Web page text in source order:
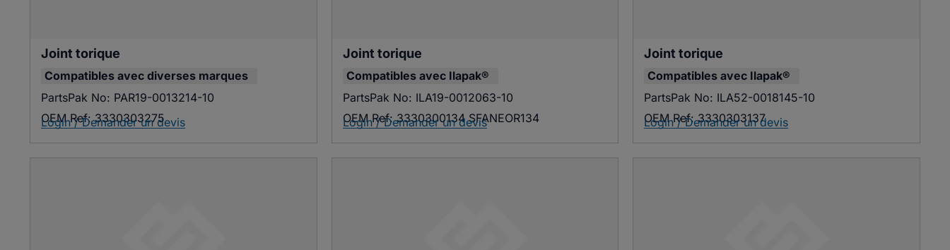
Joint torique
Compatibles avec diverses marques
PartsPak No: PAR19-0013214-10
OEM Ref: 3330303275
Login / Demander un devis
Joint torique
Compatibles avec Ilapak®
PartsPak No: ILA19-0012063-10
OEM Ref: 3330300134 SFANEOR134
Login / Demander un devis
Joint torique
Compatibles avec Ilapak®
PartsPak No: ILA52-0018145-10
OEM Ref: 3330303137
Login / Demander un devis